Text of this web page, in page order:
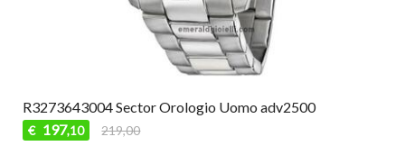
R3273643004 Sector Orologio Uomo adv2500
€ 197,10 219,00